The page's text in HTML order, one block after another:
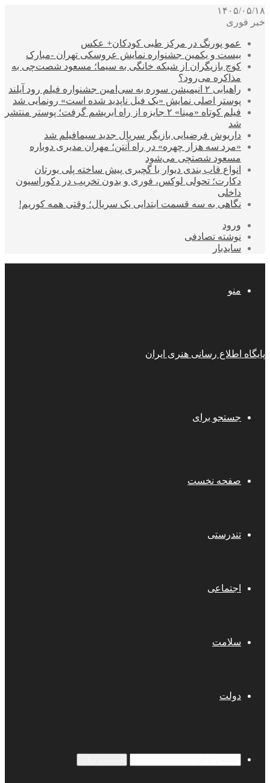
۱۴۰۵/۰۵/۱۸
خبر فوری
عمو پورنگ در مرکز طبی کودکان+ عکس
بیست و یکمین جشنواره نمایش عروسکی تهران -مبارک
کوچ بازیگران از شبکه خانگی به سیما؛ مسعود شصت‌چی به
مذاکره می‌رود؟
راهیابی ۲ انیمیشن سوره به سی‌امین جشنواره فیلم رود آیلند
پوستر اصلی نمایش «یک فیل ناپدید شده است» رونمایی شد
فیلم کوتاه «مینا» ۲ جایزه از راه ابریشم گرفت؛ پوستر منتشر
شد
داریوش فرضیایی بازیگر سریال جدید سیمافیلم شد
«مرد سه هزار چهره» در راه آنتن؛ مهران مدیری دوباره
مسعود شصتچی می‌شود
انواع قاب بندی دیوار با گچبری پیش ساخته پلی یورتان
دکارت؛ تحولی لوکس، فوری و بدون تخریب در دکوراسیون
داخلی
نگاهی به سه قسمت ابتدایی یک سریال؛ وقتی همه کوریم!
ورود
نوشته تصادفی
سایدبار
منو
پایگاه اطلاع رسانی هنری ایران
جستجو برای
صفحه نخست
تندرستی
اجتماعی
سلامت
دولت